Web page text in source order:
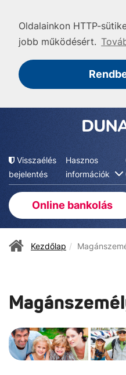
Oldalainkon HTTP-
jobb működésért.
Visszaélés
bejelentés
Hasznos
információk
Online bankolás
Kezdőlap